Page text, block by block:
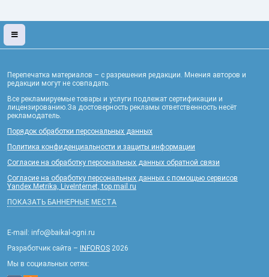
Перепечатка материалов – с разрешения редакции. Мнения авторов и
редакции могут не совпадать.
Все рекламируемые товары и услуги подлежат сертификации и
лицензированию.За достоверность рекламы ответственность несёт
рекламодатель.
Порядок обработки персональных данных
Политика конфиденциальности и защиты информации
Согласие на обработку персональных данных обратной связи
Согласие на обработку персональных данных с помощью сервисов
Yandex.Metrika, LiveInternet, top.mail.ru
ПОКАЗАТЬ БАННЕРНЫЕ МЕСТА
E-mail: info@baikal-ogni.ru
Разработчик сайта – INFOROS 2026
Мы в социальных сетях: